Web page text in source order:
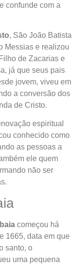
confunde com a
, São João Batista
Messias e realizou
de Zacarias e
já que seus pais
jovem, viveu em
a conversão dos
de Cristo.
espiritual
conhecido como
as pessoas a
ele quem
não ser
começou há
1665, data em que
santo, o
uma pequena